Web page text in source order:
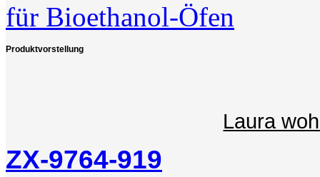
Produktvorstellung
Laura
ZX-9764-919